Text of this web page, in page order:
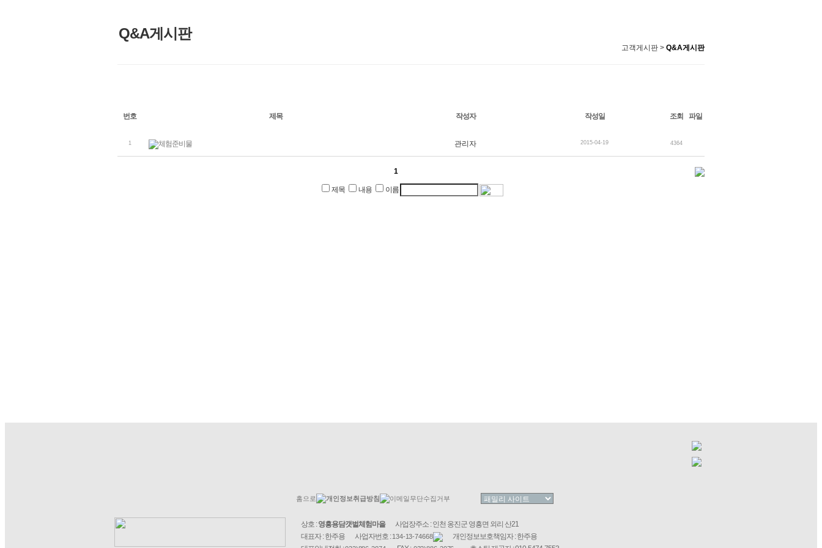
Q&A게시판
고객게시판 > Q&A게시판
번호 제목 작성자 작성일 조회 파일
1 체험준비물 관리자 2015-04-19 4364
1
제목 내용 이름
홈으로 개인정보취급방침 이메일무단수집거부
상호 :영흥용담갯벌체험마을
사업장주소 : 인천 옹진군 영흥면 외리 산21
대표자 : 한주용
사업자번호 :134-13-74668
개인정보보호책임자 : 한주용